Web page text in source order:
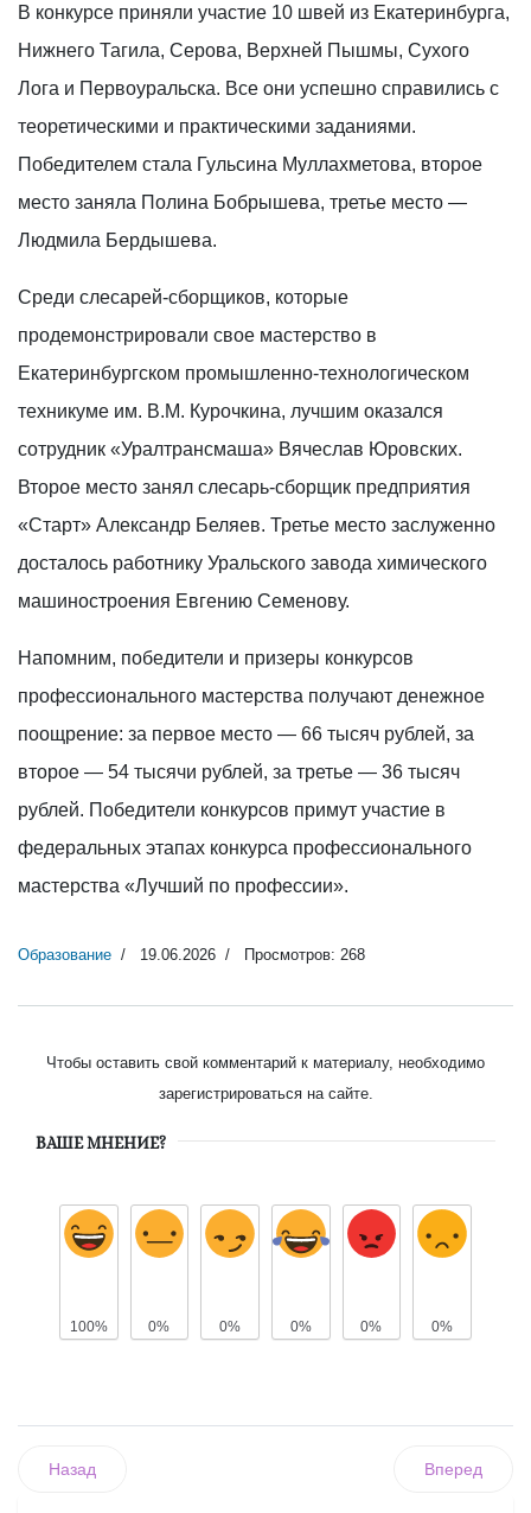
В конкурсе приняли участие 10 швей из Екатеринбурга,
Нижнего Тагила, Серова, Верхней Пышмы, Сухого
Лога и Первоуральска. Все они успешно справились с
теоретическими и практическими заданиями.
Победителем стала Гульсина Муллахметова, второе
место заняла Полина Бобрышева, третье место —
Людмила Бердышева.
Среди слесарей-сборщиков, которые
продемонстрировали свое мастерство в
Екатеринбургском промышленно-технологическом
техникуме им. В.М. Курочкина, лучшим оказался
сотрудник «Уралтрансмаша» Вячеслав Юровских.
Второе место занял слесарь-сборщик предприятия
«Старт» Александр Беляев. Третье место заслуженно
досталось работнику Уральского завода химического
машиностроения Евгению Семенову.
Напомним, победители и призеры конкурсов
профессионального мастерства получают денежное
поощрение: за первое место — 66 тысяч рублей, за
второе — 54 тысячи рублей, за третье — 36 тысяч
рублей. Победители конкурсов примут участие в
федеральных этапах конкурса профессионального
мастерства «Лучший по профессии».
Образование 19.06.2026 Просмотров: 268
Чтобы оставить свой комментарий к материалу, необходимо
зарегистрироваться на сайте.
ВАШЕ МНЕНИЕ?
100% 0% 0% 0% 0% 0%
Назад Вперед